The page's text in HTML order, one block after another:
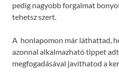
pedig nagyobb forgalmat
tehetsz szert.
A honlapomon már láthattad,
azonnal alkalmazható tippet
megfogadásával javíthatod a